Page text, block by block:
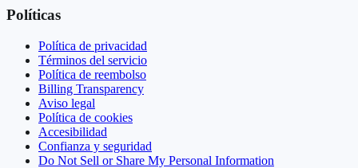
Políticas
Política de privacidad
Términos del servicio
Política de reembolso
Billing Transparency
Aviso legal
Política de cookies
Accesibilidad
Confianza y seguridad
Do Not Sell or Share My Personal Information